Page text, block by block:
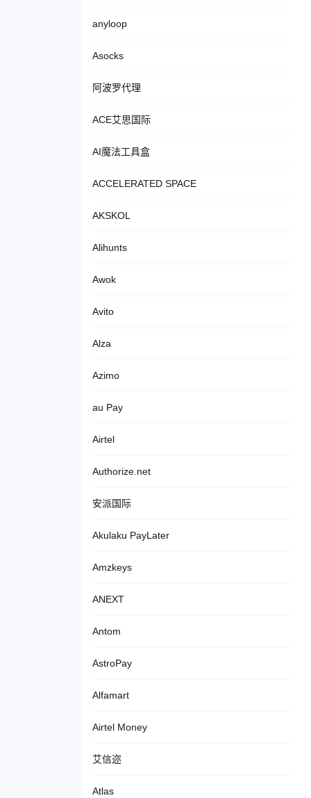
anyloop
Asocks
阿波罗代理
ACE艾思国际
AI魔法工具盒
ACCELERATED SPACE
AKSKOL
Alihunts
Awok
Avito
Alza
Azimo
au Pay
Airtel
Authorize.net
安派国际
Akulaku PayLater
Amzkeys
ANEXT
Antom
AstroPay
Alfamart
Airtel Money
艾信迩
Atlas